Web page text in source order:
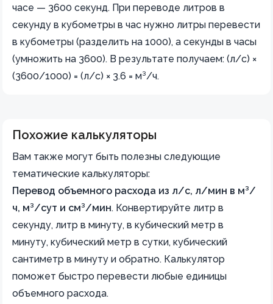
часе — 3600 секунд. При переводе литров в
секунду в кубометры в час нужно литры перевести
в кубометры (разделить на 1000), а секунды в часы
(умножить на 3600). В результате получаем: (л/с) ×
(3600/1000) = (л/с) × 3.6 = м³/ч.
Похожие калькуляторы
Вам также могут быть полезны следующие
тематические калькуляторы:
Перевод объемного расхода из л/с, л/мин в м³/
ч, м³/сут и см³/мин. Конвертируйте литр в
секунду, литр в минуту, в кубический метр в
минуту, кубический метр в сутки, кубический
сантиметр в минуту и обратно. Калькулятор
поможет быстро перевести любые единицы
объемного расхода.